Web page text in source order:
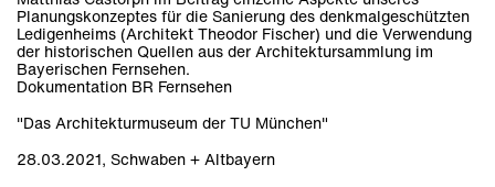
Planungskonzeptes für die Sanierung des denkmalgeschützten
Ledigenheims (Architekt Theodor Fischer) und die Verwendung
der historischen Quellen aus der Architektursammlung im
Bayerischen Fernsehen.
Dokumentation BR Fernsehen
"Das Architekturmuseum der TU München"
28.03.2021, Schwaben + Altbayern